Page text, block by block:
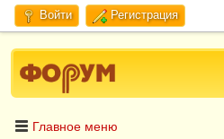
Войти Регистрация
Главное меню